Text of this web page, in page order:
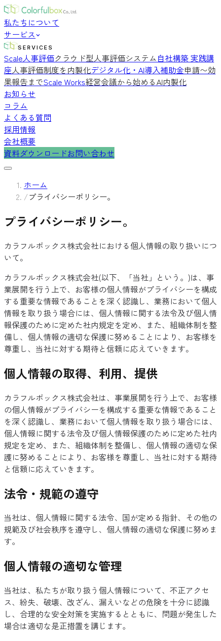
私たちについて
サービス
SERVICES
Scale人事評価クラウド型人事評価システム 自社構築 実践講
座人事評価制度を内製化デジタル化・AI導入補助金申請〜効
果報告までScale Works経営会議から始めるAI内製化
お知らせ
コラム
よくある質問
採用情報
会社概要
資料ダウンロードお問い合わせ
ホーム
/プライバシーポリシー。
プライバシーポリシー。
カラフルボックス株式会社における個人情報の取り扱いにつ
いて。
カラフルボックス株式会社(以下、「当社」という。)は、事
業展開を行う上で、お客様の個人情報がプライバシーを構成
する重要な情報であることを深く認識し、業務において個人
情報を取り扱う場合には、個人情報に関する法令及び個人情
報保護のために定めた社内規定を定め、また、組織体制を整
備し、個人情報の適切な保護に努めることにより、お客様を
尊重し、当社に対する期待と信頼に応えていきます。
個人情報の取得、利用、提供
カラフルボックス株式会社は、事業展開を行う上で、お客様
の個人情報がプライバシーを構成する重要な情報であること
を深く認識し、業務において個人情報を取り扱う場合には、
個人情報に関する法令及び個人情報保護のために定めた社内
規定を定め、また、組織体制を整備し、個人情報の適切な保
護に努めることにより、お客様を尊重し、当社に対する期待
と信頼に応えていきます。
法令・規範の遵守
当社は、個人情報に関する法令、国が定める指針、その他の
規範及び社会秩序を遵守し、個人情報の適切な保護に努めま
す。
個人情報の適切な管理
当社は、私たちが取り扱う個人情報について、不正アクセ
ス、紛失、破壊、改ざん、漏えいなどの危険を十分に認識
し、合理的な安全対策を実施するとともに、問題が発生した
場合は適切な是正措置を講じます。